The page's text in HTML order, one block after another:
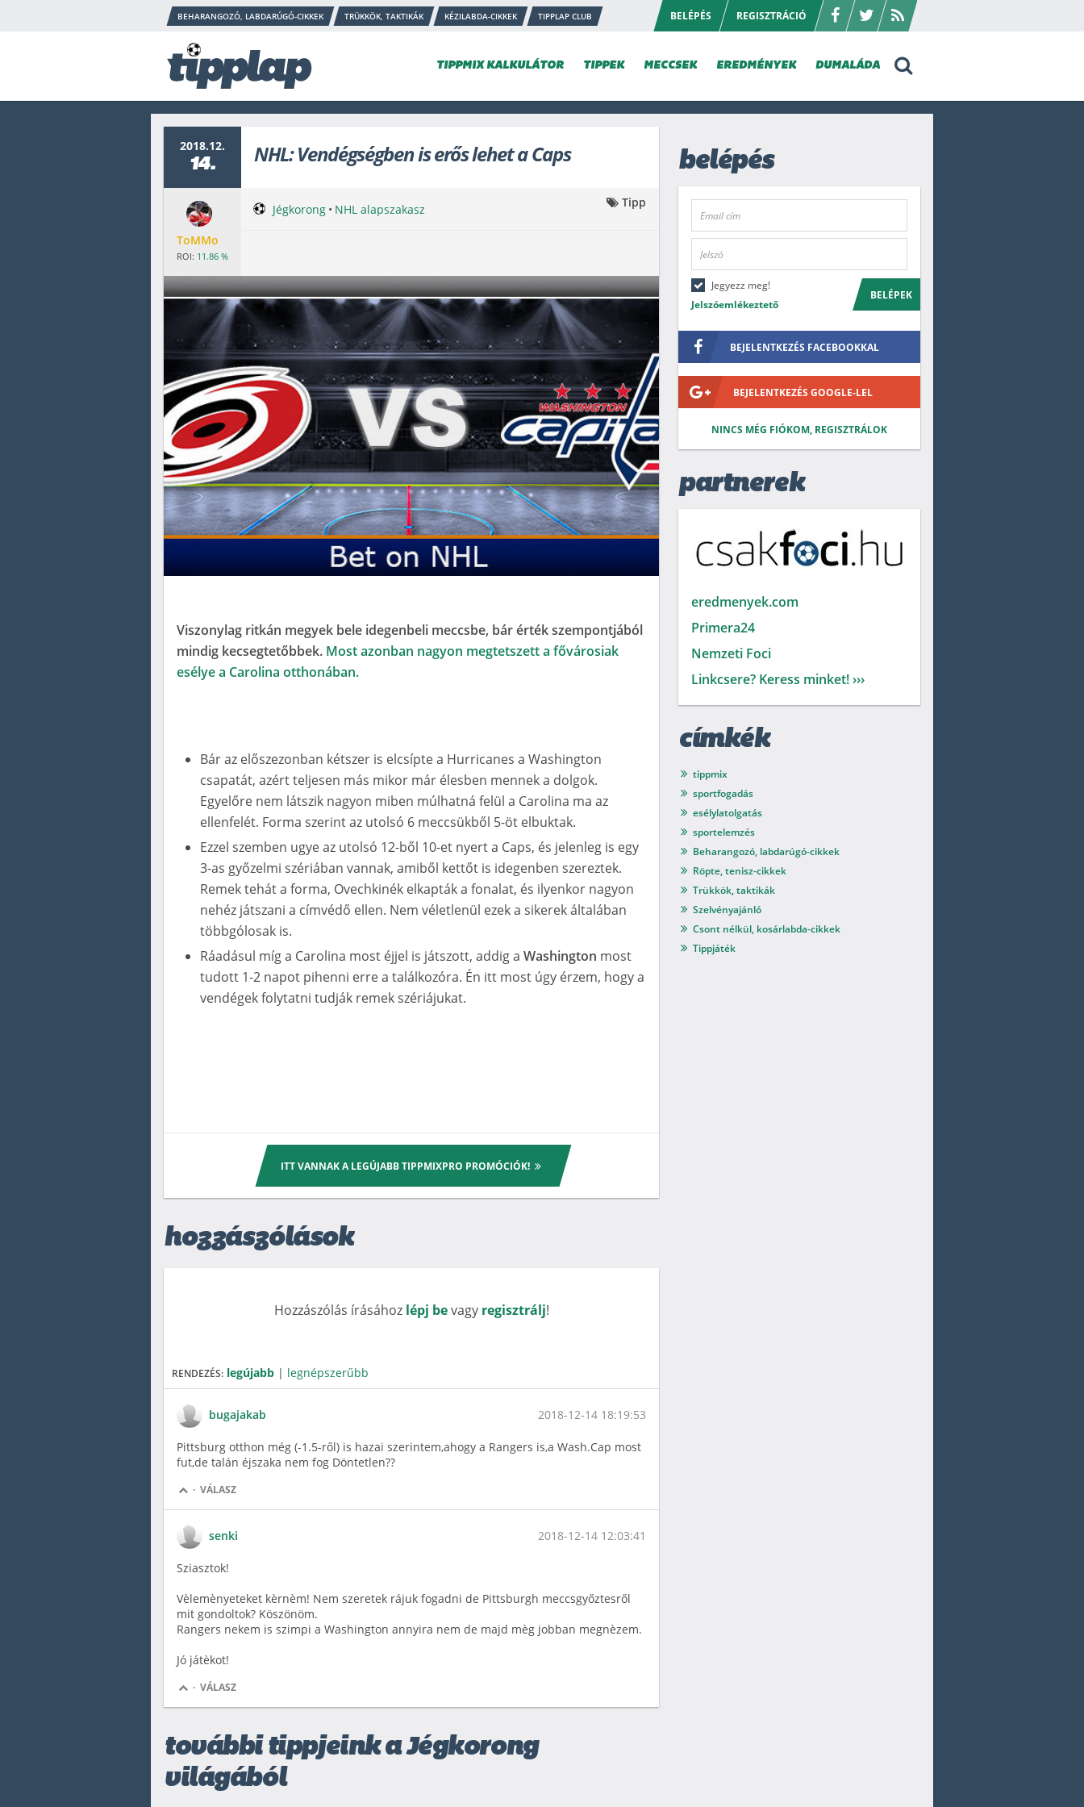
BEHARANGOZÓ, LABDARÚGÓ-CIKKEK TRÜKKÖK, TAKTIKÁK KÉZILABDA-CIKKEK TIPPLAP CLUB BELÉPÉS REGISZTRÁCIÓ
TIPPMIX KALKULÁTOR TIPPEK MECCSEK EREDMÉNYEK DUMALÁDA
2018.12.
14. NHL: Vendégségben is erős lehet a Caps
ToMMo
ROI: 11.86 %
Jégkorong • NHL alapszakasz Tipp
Viszonylag ritkán megyek bele idegenbeli meccsbe, bár érték szempontjából
mindig kecsegtetőbbek. Most azonban nagyon megtetszett a fővárosiak
esélye a Carolina otthonában.
Bár az előszezonban kétszer is elcsípte a Hurricanes a Washington
csapatát, azért teljesen más mikor már élesben mennek a dolgok.
Egyelőre nem látszik nagyon miben múlhatná felül a Carolina ma az
ellenfelét. Forma szerint az utolsó 6 meccsükből 5-öt elbuktak.
Ezzel szemben ugye az utolsó 12-ből 10-et nyert a Caps, és jelenleg is egy
3-as győzelmi szériában vannak, amiből kettőt is idegenben szereztek.
Remek tehát a forma, Ovechkinék elkapták a fonalat, és ilyenkor nagyon
nehéz játszani a címvédő ellen. Nem véletlenül ezek a sikerek általában
többgólosak is.
Ráadásul míg a Carolina most éjjel is játszott, addig a Washington most
tudott 1-2 napot pihenni erre a találkozóra. Én itt most úgy érzem, hogy a
vendégek folytatni tudják remek szériájukat.
ITT VANNAK A LEGÚJABB TIPPMIXPRO PROMÓCIÓK!
hozzászólások
Hozzászólás írásához lépj bevagy regisztrálj!
RENDEZÉS: legújabb | legnépszerűbb
bugajakab 2018-12-14 18:19:53
Pittsburg otthon még (-1.5-ről) is hazai szerintem,ahogy a Rangers is,a Wash.Cap most
fut,de talán éjszaka nem fog Döntetlen??
· VÁLASZ
senki 2018-12-14 12:03:41
Sziasztok!
Vèlemènyeteket kèrnèm! Nem szeretek rájuk fogadni de Pittsburgh meccsgyőztesről
mit gondoltok? Köszönöm.
Rangers nekem is szimpi a Washington annyira nem de majd mèg jobban megnèzem.
Jó játèkot!
· VÁLASZ
további tippjeink a Jégkorong
világából
belépés
Jegyezz meg!
Jelszóemlékeztető
BELÉPEK
BEJELENTKEZÉS FACEBOOKKAL
BEJELENTKEZÉS GOOGLE-LEL
NINCS MÉG FIÓKOM, REGISZTRÁLOK
partnerek
eredmenyek.com
Primera24
Nemzeti Foci
Linkcsere? Keress minket! ›››
címkék
tippmix
sportfogadás
esélylatolgatás
sportelemzés
Beharangozó, labdarúgó-cikkek
Röpte, tenisz-cikkek
Trükkök, taktikák
Szelvényajánló
Csont nélkül, kosárlabda-cikkek
Tippjáték